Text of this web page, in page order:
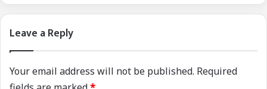
Leave a Reply
Your email address will not be published. Required